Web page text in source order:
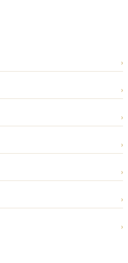
›
›
›
›
›
›
›